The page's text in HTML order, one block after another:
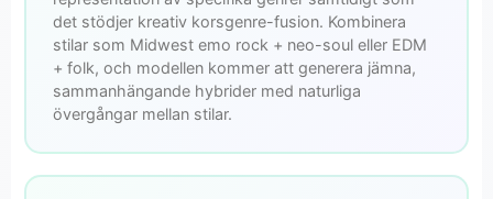
det stödjer kreativ korsgenre-fusion. Kombinera
stilar som Midwest emo rock + neo-soul eller EDM
+ folk, och modellen kommer att generera jämna,
sammanhängande hybrider med naturliga
övergångar mellan stilar.